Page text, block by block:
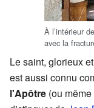
À l’intérieur
avec la
Le saint, glorieux
est aussi connu
l'Apôtre (ou